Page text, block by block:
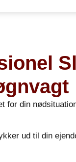
for din
ud til din